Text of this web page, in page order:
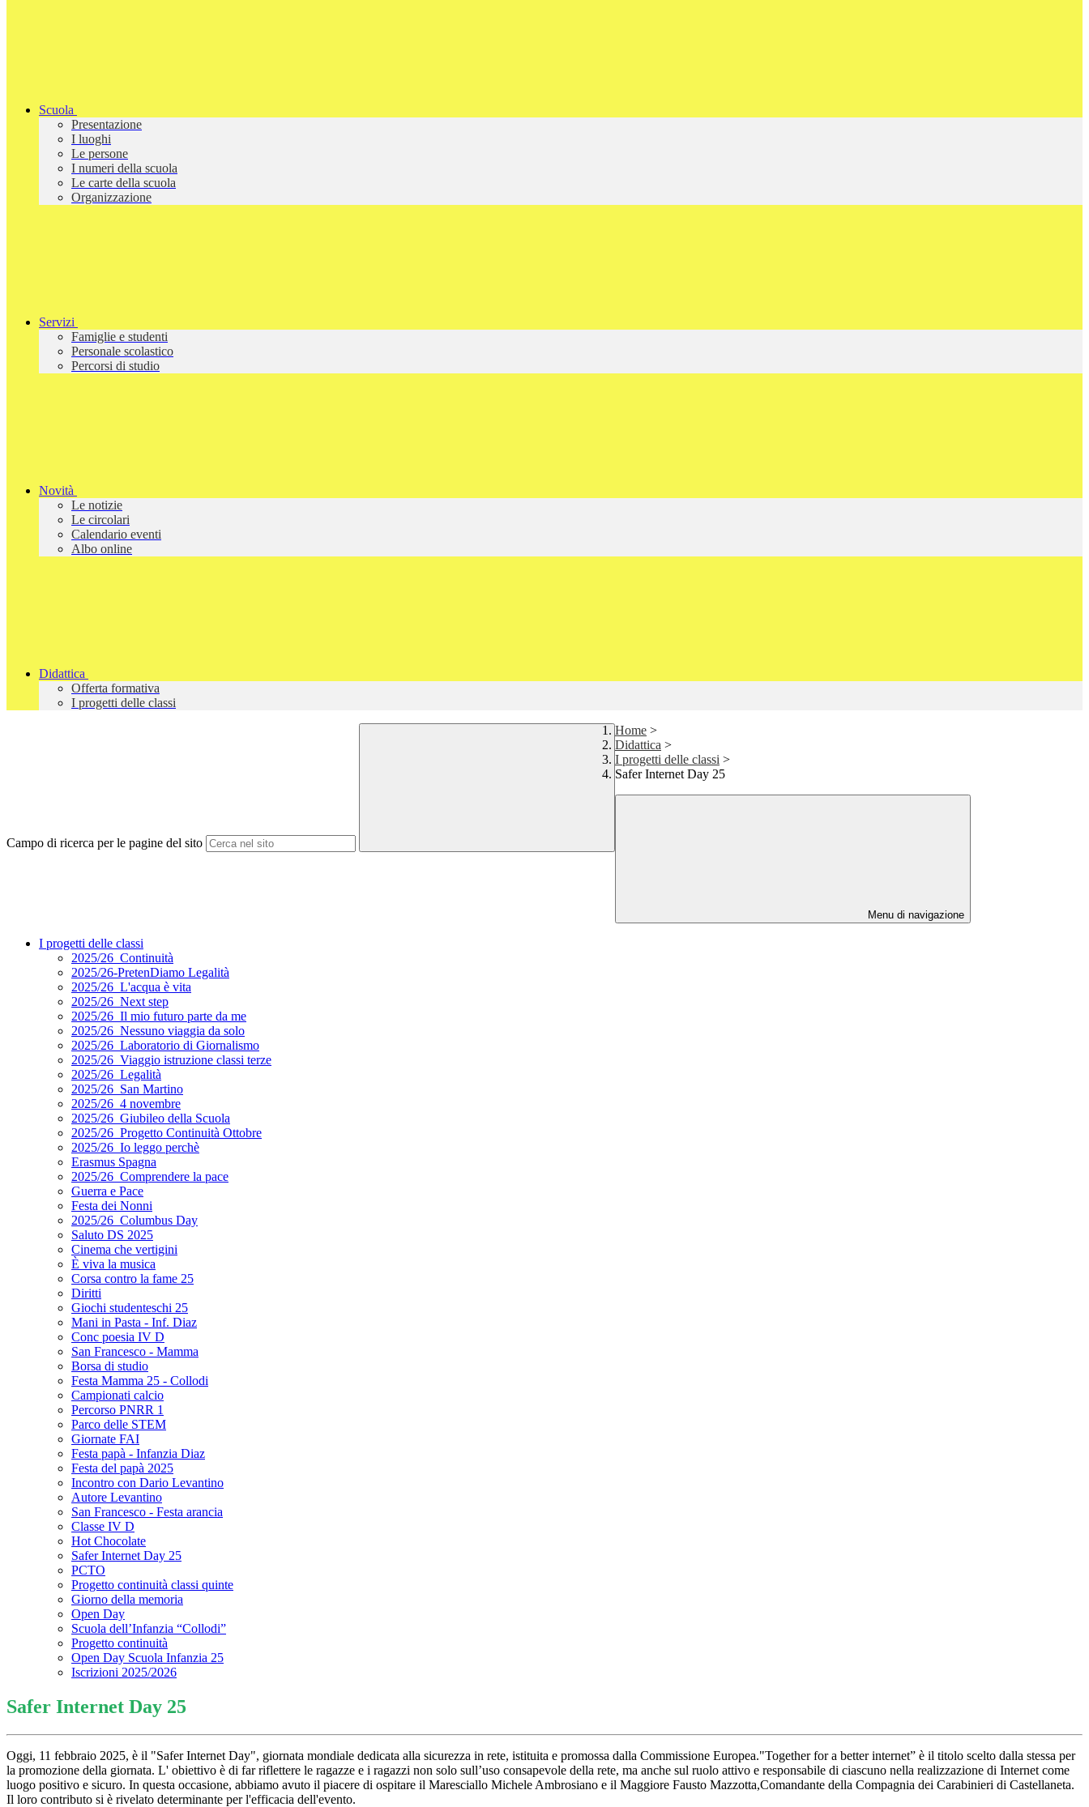
Scuola
Presentazione
I luoghi
Le persone
I numeri della scuola
Le carte della scuola
Organizzazione
Servizi
Famiglie e studenti
Personale scolastico
Percorsi di studio
Novità
Le notizie
Le circolari
Calendario eventi
Albo online
Didattica
Offerta formativa
I progetti delle classi
Campo di ricerca per le pagine del sito
Home >
Didattica >
I progetti delle classi >
Safer Internet Day 25
Menu di navigazione
I progetti delle classi
2025/26_Continuità
2025/26-PretenDiamo Legalità
2025/26_L'acqua è vita
2025/26_Next step
2025/26_Il mio futuro parte da me
2025/26_Nessuno viaggia da solo
2025/26_Laboratorio di Giornalismo
2025/26_Viaggio istruzione classi terze
2025/26_Legalità
2025/26_San Martino
2025/26_4 novembre
2025/26_Giubileo della Scuola
2025/26_Progetto Continuità Ottobre
2025/26_Io leggo perchè
Erasmus Spagna
2025/26_Comprendere la pace
Guerra e Pace
Festa dei Nonni
2025/26_Columbus Day
Saluto DS 2025
Cinema che vertigini
È viva la musica
Corsa contro la fame 25
Diritti
Giochi studenteschi 25
Mani in Pasta - Inf. Diaz
Conc poesia IV D
San Francesco - Mamma
Borsa di studio
Festa Mamma 25 - Collodi
Campionati calcio
Percorso PNRR 1
Parco delle STEM
Giornate FAI
Festa papà - Infanzia Diaz
Festa del papà 2025
Incontro con Dario Levantino
Autore Levantino
San Francesco - Festa arancia
Classe IV D
Hot Chocolate
Safer Internet Day 25
PCTO
Progetto continuità classi quinte
Giorno della memoria
Open Day
Scuola dell’Infanzia “Collodi”
Progetto continuità
Open Day Scuola Infanzia 25
Iscrizioni 2025/2026
Safer Internet Day 25
Oggi, 11 febbraio 2025, è il "Safer Internet Day", giornata mondiale dedicata alla sicurezza in rete, istituita e promossa dalla Commissione Europea."Together for a better internet” è il titolo scelto dalla stessa per
la promozione della giornata. L' obiettivo è di far riflettere le ragazze e i ragazzi non solo sull’uso consapevole della rete, ma anche sul ruolo attivo e responsabile di ciascuno nella realizzazione di Internet come
luogo positivo e sicuro. In questa occasione, abbiamo avuto il piacere di ospitare il Maresciallo Michele Ambrosiano e il Maggiore Fausto Mazzotta,Comandante della Compagnia dei Carabinieri di Castellaneta.
Il loro contributo si è rivelato determinante per l'efficacia dell'evento.